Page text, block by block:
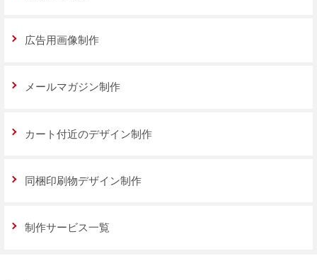
広告用画像制作
メールマガジン制作
カート付近のデザイン制作
同梱印刷物デザイン制作
制作サービス一覧